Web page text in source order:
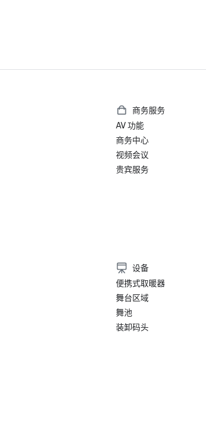
商务服务
AV 功能
商务中心
视频会议
贵宾服务
设备
便携式取暖器
舞台区域
舞池
装卸码头